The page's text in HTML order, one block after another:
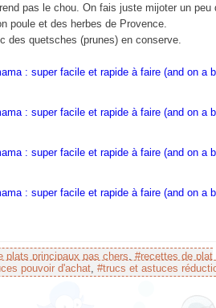
pas le chou. On fais juste mijoter un peu
poule et des herbes de Provence.
des quetsches (prunes) en conserve.
plats principaux pas chers, #recettes de plat
pouvoir d'achat, #trucs et astuces